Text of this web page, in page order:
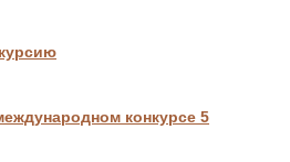
конкурсе 5